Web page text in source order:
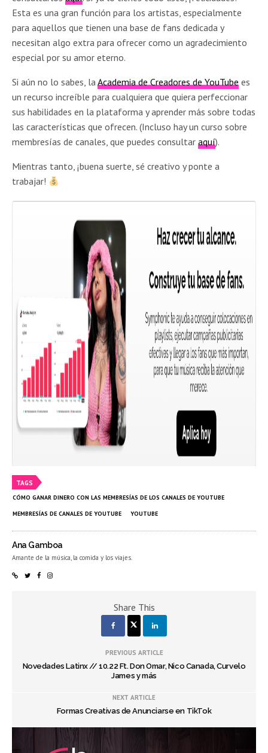
Esta es una gran función para los artistas, especialmente
para aquellos que tienen una base de fans dedicada y
necesitan algo extra para ofrecer como un agradecimiento
especial por su amor eterno.
Si aún no lo sabes, laAcademia de Creadores de YouTube es
un recurso increíble para cualquiera que quiera perfeccionar
sus habilidades en la plataforma y aprender más sobre todas
las características que ofrecen. (Incluso hay un curso sobre
membresías de canales, que puedes consultaraquí).
Mientras tanto, ¡buena suerte, sé creativo y ponte a
trabajar!
TAGS
CÓMO GANAR DINERO CON LAS MEMBRESÍAS DE LOS CANALES DE YOUTUBE
MEMBRESÍAS DE CANALES DE YOUTUBE YOUTUBE
Ana Gamboa
Amante de la música, la comida y los viajes.
Share This
PREVIOUS ARTICLE
Novedades Latinx // 10.22 Ft. Don Omar, Nico Canada, Curvelo
James y más
NEXT ARTICLE
Formas Creativas de Anunciarse en TikTok